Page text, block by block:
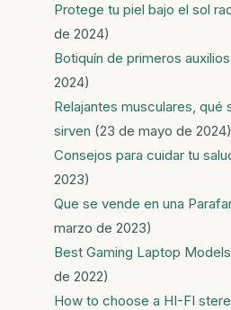
Protege tu piel bajo el sol
de 2024)
Botiquín de primeros auxilios
2024)
Relajantes musculares, qué
sirven (23 de mayo de 2024)
Consejos para cuidar tu
2023)
Que se vende en una
marzo de 2023)
Best Gaming Laptop Models
de 2022)
How to choose a HI-FI